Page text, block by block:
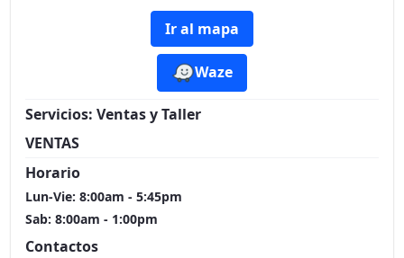
Ir al mapa
Waze
Servicios: Ventas y Taller
VENTAS
Horario
Lun-Vie: 8:00am - 5:45pm
Sab: 8:00am - 1:00pm
Contactos